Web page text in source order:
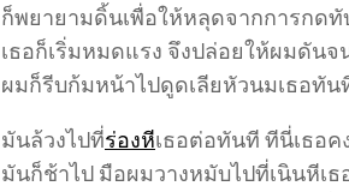
ก็พยายามดิ้นเพื่อให้หลุดจากการกด
เธอก็เริ่มหมดแรง จึงปล่อยให้ผมดัน
ผมก็รีบก้มหน้าไปดูดเลียหัวนมเธอทั
มันล้วงไปที่ร่องหีเธอต่อทันที ทีนี่เธอค
มันก็ช้าไป มือผมวางหมับไปที่เนินหีเ